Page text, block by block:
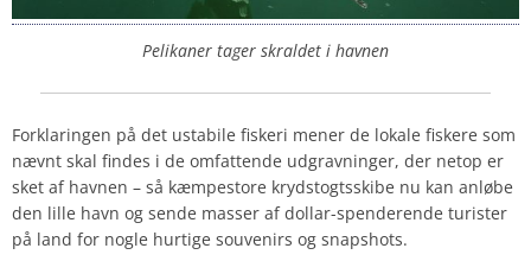
Pelikaner tager skraldet i havnen
Forklaringen på det ustabile fiskeri mener de lokale fiskere som
nævnt skal findes i de omfattende udgravninger, der netop er
sket af havnen – så kæmpestore krydstogtsskibe nu kan anløbe
den lille havn og sende masser af dollar-spenderende turister
på land for nogle hurtige souvenirs og snapshots.